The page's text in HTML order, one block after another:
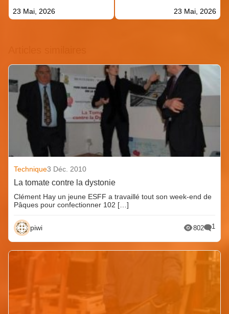
23 Mai, 2026
23 Mai, 2026
Technique3 Déc. 2010
La tomate contre la dystonie
Clément Hay un jeune ESFF a travaillé tout son week-end de
Pâques pour confectionner 102 […]
piwi 802 1